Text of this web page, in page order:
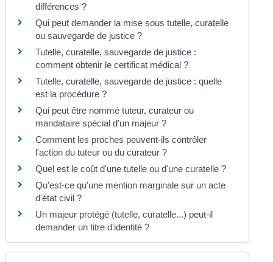
différences ?
Qui peut demander la mise sous tutelle, curatelle
ou sauvegarde de justice ?
Tutelle, curatelle, sauvegarde de justice :
comment obtenir le certificat médical ?
Tutelle, curatelle, sauvegarde de justice : quelle
est la procédure ?
Qui peut être nommé tuteur, curateur ou
mandataire spécial d'un majeur ?
Comment les proches peuvent-ils contrôler
l'action du tuteur ou du curateur ?
Quel est le coût d'une tutelle ou d'une curatelle ?
Qu'est-ce qu'une mention marginale sur un acte
d'état civil ?
Un majeur protégé (tutelle, curatelle...) peut-il
demander un titre d'identité ?